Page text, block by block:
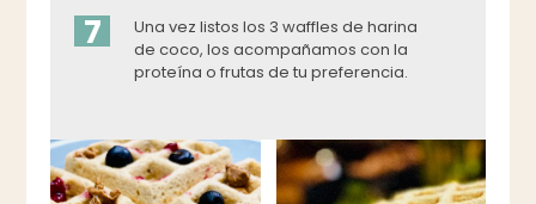
7
Una vez listos los 3 waffles de harina
de coco, los acompañamos con la
proteína o frutas de tu preferencia.